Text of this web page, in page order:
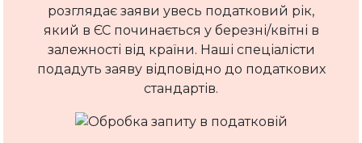
розглядає заяви увесь податковий рік,
який в ЄС починається у березні/квітні в
залежності від країни. Наші спеціалісти
подадуть заяву відповідно до податкових
стандартів.